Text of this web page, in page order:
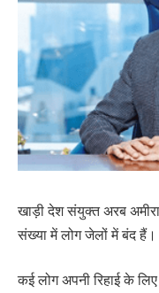
खाड़ी देश संयुक्त अरब
संख्या में लोग जेलों में बंद हैं।
कई लोग अपनी रिहाई के